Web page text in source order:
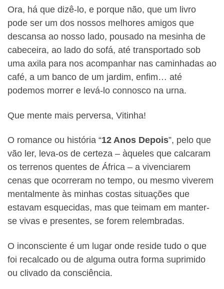
Ora, há que dizê-lo, e porque não, que um livro
pode ser um dos nossos melhores amigos que
descansa ao nosso lado, pousado na mesinha de
cabeceira, ao lado do sofá, até transportado sob
uma axila para nos acompanhar nas caminhadas ao
café, a um banco de um jardim, enfim… até
podemos morrer e levá-lo connosco na urna.
Que mente mais perversa, Vitinha!
O romance ou história “12 Anos Depois”, pelo que
vão ler, leva-os de certeza – àqueles que calcaram
os terrenos quentes de África – a vivenciarem
cenas que ocorreram no tempo, ou mesmo viverem
mentalmente às minhas costas situações que
estavam esquecidas, mas que teimam em manter-
se vivas e presentes, se forem relembradas.
O inconsciente é um lugar onde reside tudo o que
foi recalcado ou de alguma outra forma suprimido
ou clivado da consciência.